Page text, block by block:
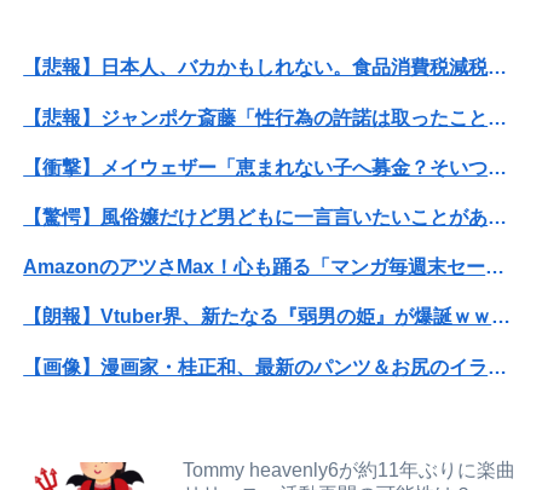
【日向坂46】藤嶌果歩写真集公式、お詫び
【朗報】見せブラ、流行る。
【悲報】日本人、バカかもしれない。食品消費税減税（8%→1%）に93.2%の国民が賛成してしまう
【放送事故】昔のドラマのレ◯プシーン、今見るとアウトすぎる・・・
【動画】えちえちﾃﾞｶﾊﾟｲJD2人組、川遊び中にチャラ男にナンパされるｗｗｗｗｗｗｗｗｗｗｗｗｗｗｗｗ
【悲報】ジャンポケ斎藤「性行為の許諾は取ったことありません」
【悲報】日本人、バカかもしれない。食品消費税減税（8%→1%）に93.2%の国民が賛成してしまう
【悲報】ジャンポケ斎藤「性行為の許諾は取ったことありません」
【衝撃】メイウェザー「恵まれない子へ募金？そいつらが俺に何かしてくれたのか・・・・・・？」⇒！！！
【驚愕】風俗嬢だけど男どもに一言言いたいことがあるｗｗｗｗｗｗｗｗｗwwww
AmazonのアツさMax！心も踊る「マンガ毎週末セール（50%還元）」2日目襲来！
【朗報】Vtuber界、新たなる『弱男の姫』が爆誕ｗｗｗｗｗｗｗｗｗｗｗ
【画像】漫画家・桂正和、最新のパンツ＆お尻のイラスト投稿にネット衝撃「この質感の出し方」「実写かと思いました」
【画像】井口裕香(36)、タンクトップがはち切れそうなくらいデカイｗｗｗｗｗｗｗｗｗｗｗ
Tommy heavenly6が約11年ぶりに楽曲